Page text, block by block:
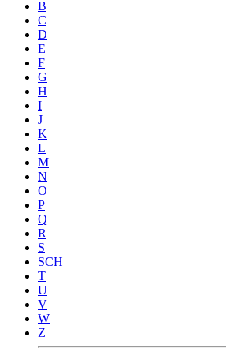
B
C
D
E
F
G
H
I
J
K
L
M
N
O
P
Q
R
S
SCH
T
U
V
W
Z